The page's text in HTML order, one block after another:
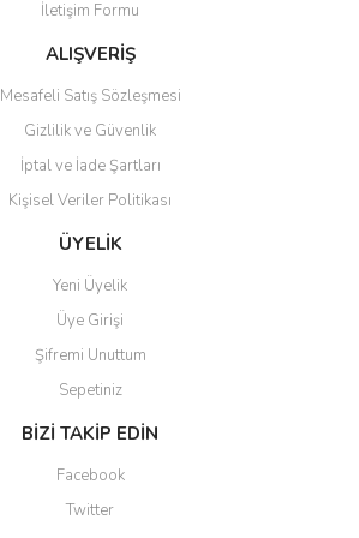
Gönder
İletişim Formu
ALIŞVERİŞ
Mesafeli Satış Sözleşmesi
Gizlilik ve Güvenlik
İptal ve İade Şartları
Kişisel Veriler Politikası
ÜYELİK
Yeni Üyelik
Üye Girişi
Şifremi Unuttum
Sepetiniz
BİZİ TAKİP EDİN
Facebook
Twitter